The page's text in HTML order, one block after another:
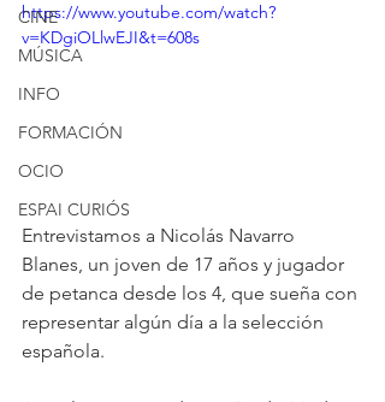
CINE
MÚSICA
INFO
FORMACIÓN
OCIO
ESPAI CURIÓS
https://www.youtube.com/watch?
v=KDgiOLlwEJI&t=608s
Entrevistamos a Nicolás Navarro
Blanes, un joven de 17 años y jugador
de petanca desde los 4, que sueña con
representar algún día a la selección
española.